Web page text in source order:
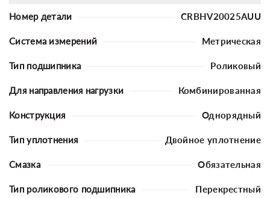
Номер детали CRBHV20025AUU
Система измерений Метрическая
Тип подшипника Роликовый
Для направления нагрузки Комбинированная
Конструкция Однорядный
Тип уплотнения Двойное уплотнение
Смазка Обязательная
Тип роликового подшипника Перекрестный